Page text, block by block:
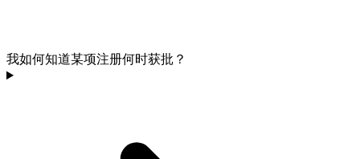
我如何知道某项注册何时获批？